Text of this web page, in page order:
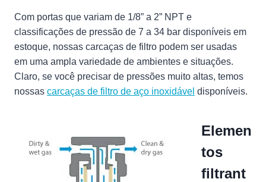
Com portas que variam de 1/8” a 2” NPT e
classificações de pressão de 7 a 34 bar disponíveis em
estoque, nossas carcaças de filtro podem ser usadas
em uma ampla variedade de ambientes e situações.
Claro, se você precisar de pressões muito altas, temos
nossas carcaças de filtro de aço inoxidável disponíveis.
Elemen
tos
filtrant